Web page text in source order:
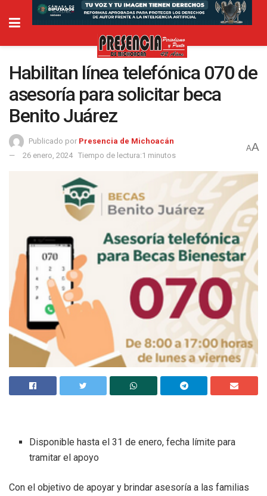
Habilitan línea telefónica 070 de
asesoría para solicitar beca
Benito Juárez
Publicado por Presencia de Michoacán
26 enero, 2024 Tiempo de lectura:1 minutos
AA
Disponible hasta el 31 de enero, fecha límite para
tramitar el apoyo
Con el objetivo de apoyar y brindar asesoría a las familias